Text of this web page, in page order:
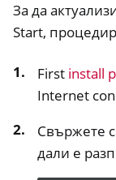
navigation of
navigation of
navigation of
За да
Start,
First install
Internet
Свържете
дали е